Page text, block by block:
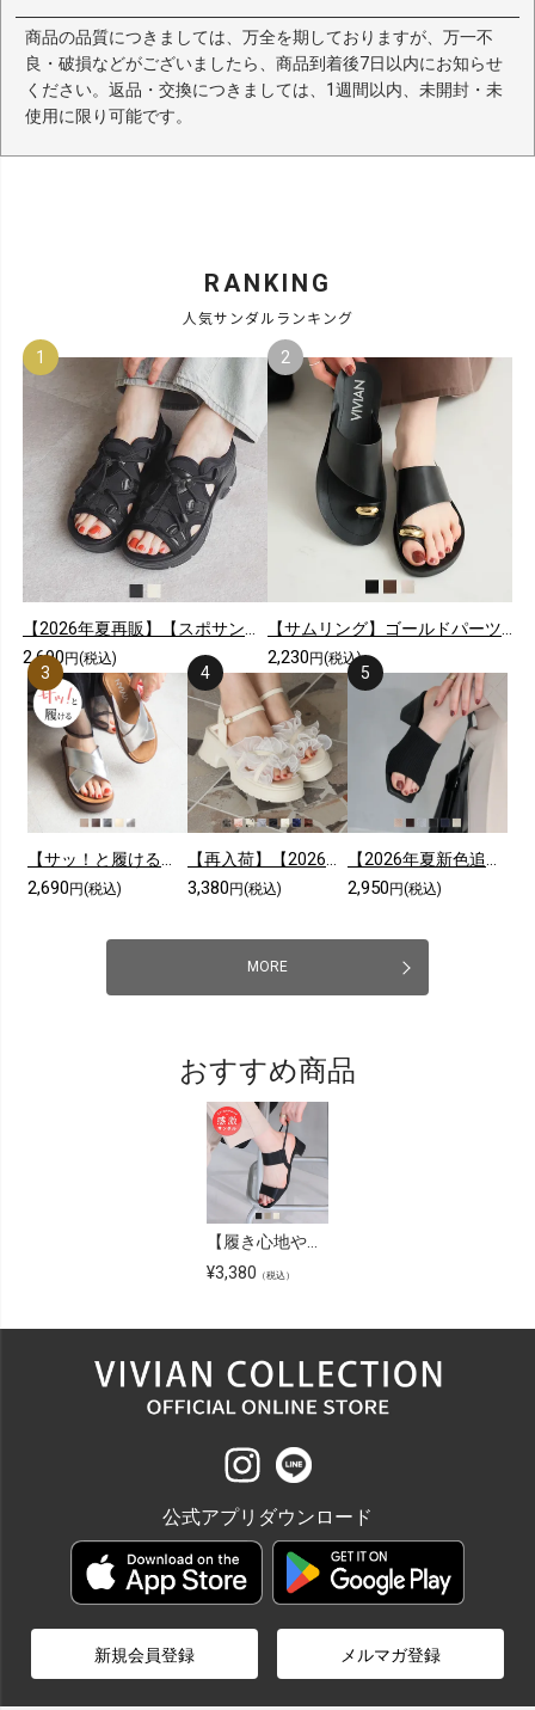
商品の品質につきましては、万全を期しておりますが、万一不
良・破損などがございましたら、商品到着後7日以内にお知らせ
ください。返品・交換につきましては、1週間以内、未開封・未
使用に限り可能です。
RANKING
人気サンダルランキング
【2026年夏再販】【スポサン】やわらかソールレースアップスニーカーサンダル
2,690 円(税込)
【サムリング】ゴールドパーツカジュアルコンフォートトングサンダル
2,230 円(税込)
【サッ！と履ける】【2026年夏新色追加】厚底コンフォートクロスサンダル
2,690 円(税込)
【再入荷】【2026年夏新色追加】シアークロスフリル厚底ストラップサンダル
3,380 円(税込)
【2026年夏新色追加】スクエアトゥニットミュールサンダル
2,950 円(税込)
MORE
おすすめ商品
【履き心地やみつき感激】ゴムストラップ感激サンダル
¥3,380 （税込）
公式アプリダウンロード
新規会員登録 メルマガ登録